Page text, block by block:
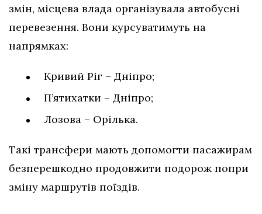
змін, місцева влада організувала автобусні
перевезення. Вони курсуватимуть на
напрямках:
Кривий Ріг – Дніпро;
П’ятихатки – Дніпро;
Лозова – Орілька.
Такі трансфери мають допомогти пасажирам
безперешкодно продовжити подорож попри
зміну маршрутів поїздів.